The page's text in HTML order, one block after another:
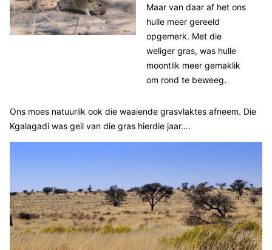
Maar van daar af het ons
hulle meer gereeld
opgemerk. Met die
weliger gras, was hulle
moontlik meer gemaklik
om rond te beweeg.
Ons moes natuurlik ook die waaiende grasvlaktes afneem. Die
Kgalagadi was geil van die gras hierdie jaar….